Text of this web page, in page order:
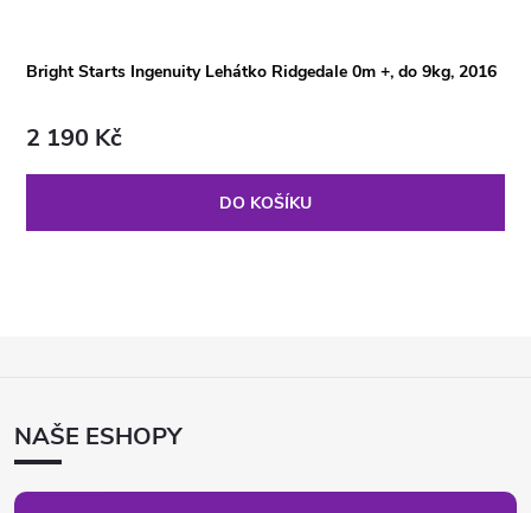
Bright Starts Ingenuity Lehátko Ridgedale 0m +, do 9kg, 2016
2 190 Kč
DO KOŠÍKU
ANAŠE ESHOPY